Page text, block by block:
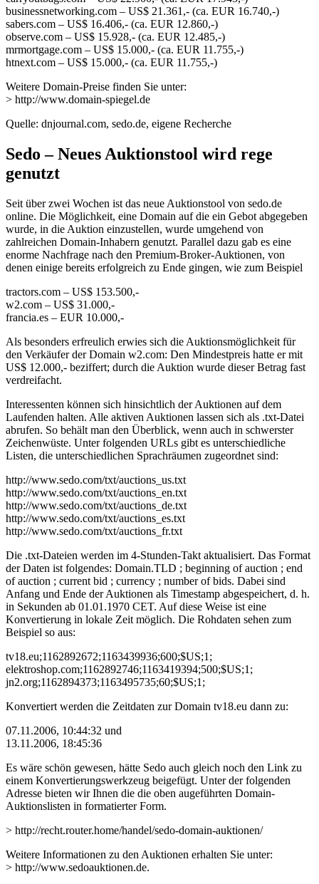
businessnetworking.com – US$ 21.361,- (ca. EUR 16.740,-)
sabers.com – US$ 16.406,- (ca. EUR 12.860,-)
observe.com – US$ 15.928,- (ca. EUR 12.485,-)
mrmortgage.com – US$ 15.000,- (ca. EUR 11.755,-)
htnext.com – US$ 15.000,- (ca. EUR 11.755,-)
Weitere Domain-Preise finden Sie unter:
> http://www.domain-spiegel.de
Quelle: dnjournal.com, sedo.de, eigene Recherche
Sedo – Neues Auktionstool wird rege
genutzt
Seit über zwei Wochen ist das neue Auktionstool von sedo.de
online. Die Möglichkeit, eine Domain auf die ein Gebot abgegeben
wurde, in die Auktion einzustellen, wurde umgehend von
zahlreichen Domain-Inhabern genutzt. Parallel dazu gab es eine
enorme Nachfrage nach den Premium-Broker-Auktionen, von
denen einige bereits erfolgreich zu Ende gingen, wie zum Beispiel
tractors.com – US$ 153.500,-
w2.com – US$ 31.000,-
francia.es – EUR 10.000,-
Als besonders erfreulich erwies sich die Auktionsmöglichkeit für
den Verkäufer der Domain w2.com: Den Mindestpreis hatte er mit
US$ 12.000,- beziffert; durch die Auktion wurde dieser Betrag fast
verdreifacht.
Interessenten können sich hinsichtlich der Auktionen auf dem
Laufenden halten. Alle aktiven Auktionen lassen sich als .txt-Datei
abrufen. So behält man den Überblick, wenn auch in schwerster
Zeichenwüste. Unter folgenden URLs gibt es unterschiedliche
Listen, die unterschiedlichen Sprachräumen zugeordnet sind:
http://www.sedo.com/txt/auctions_us.txt
http://www.sedo.com/txt/auctions_en.txt
http://www.sedo.com/txt/auctions_de.txt
http://www.sedo.com/txt/auctions_es.txt
http://www.sedo.com/txt/auctions_fr.txt
Die .txt-Dateien werden im 4-Stunden-Takt aktualisiert. Das Format
der Daten ist folgendes: Domain.TLD ; beginning of auction ; end
of auction ; current bid ; currency ; number of bids. Dabei sind
Anfang und Ende der Auktionen als Timestamp abgespeichert, d. h.
in Sekunden ab 01.01.1970 CET. Auf diese Weise ist eine
Konvertierung in lokale Zeit möglich. Die Rohdaten sehen zum
Beispiel so aus:
tv18.eu;1162892672;1163439936;600;$US;1;
elektroshop.com;1162892746;1163419394;500;$US;1;
jn2.org;1162894373;1163495735;60;$US;1;
Konvertiert werden die Zeitdaten zur Domain tv18.eu dann zu:
07.11.2006, 10:44:32 und
13.11.2006, 18:45:36
Es wäre schön gewesen, hätte Sedo auch gleich noch den Link zu
einem Konvertierungswerkzeug beigefügt. Unter der folgenden
Adresse bieten wir Ihnen die die oben augeführten Domain-
Auktionslisten in formatierter Form.
> http://recht.router.home/handel/sedo-domain-auktionen/
Weitere Informationen zu den Auktionen erhalten Sie unter:
> http://www.sedoauktionen.de.